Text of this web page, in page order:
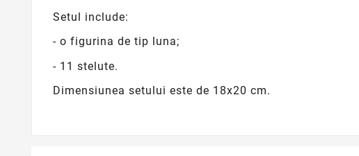
Setul include:
- o figurina de tip luna;
- 11 stelute.
Dimensiunea setului este de 18x20 cm.